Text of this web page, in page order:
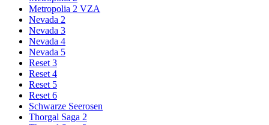
Metropolia 2 VZA
Nevada 2
Nevada 3
Nevada 4
Nevada 5
Reset 3
Reset 4
Reset 5
Reset 6
Schwarze Seerosen
Thorgal Saga 2